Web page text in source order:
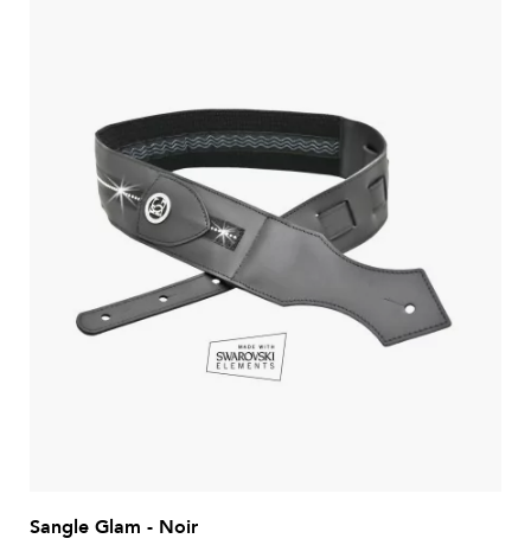
Sangle Glam - Noir